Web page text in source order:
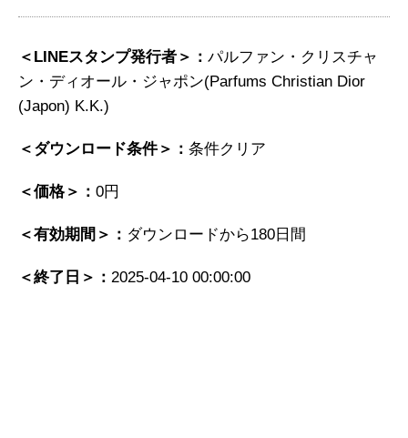
＜LINEスタンプ発行者＞： パルファン・クリスチャ
ン・ディオール・ジャポン(Parfums Christian Dior
(Japon) K.K.)
＜ダウンロード条件＞： 条件クリア
＜価格＞： 0円
＜有効期間＞： ダウンロードから180日間
＜終了日＞： 2025-04-10 00:00:00